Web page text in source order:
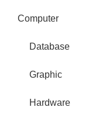
Computer
Database
Graphic
Hardware